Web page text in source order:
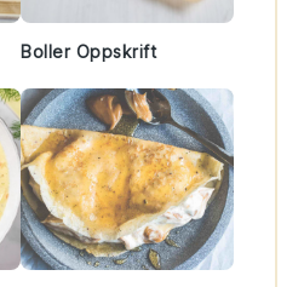
Boller Oppskrift